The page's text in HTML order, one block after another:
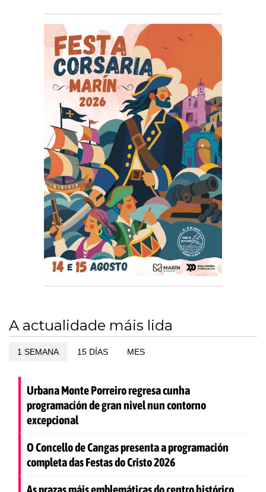
A actualidade máis lida
1 SEMANA 15 DÍAS MES
Urbana Monte Porreiro regresa cunha
programación de gran nivel nun contorno
excepcional
O Concello de Cangas presenta a programación
completa das Festas do Cristo 2026